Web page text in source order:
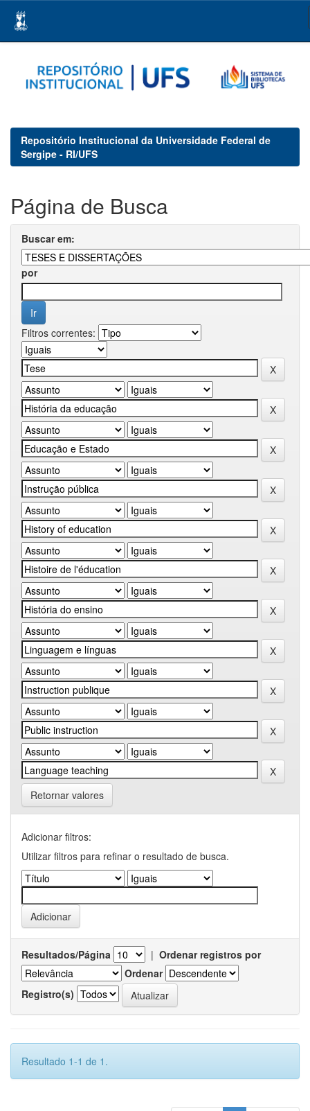
navigation
Repositório Institucional da Universidade Federal de
Sergipe - RI/UFS
Página de Busca
Buscar em:
por
Filtros correntes:
Retornar valores
Adicionar filtros:
Utilizar filtros para refinar o resultado de busca.
Resultados/Página | Ordenar registros por
Ordenar
Registro(s)
Resultado 1-1 de 1.